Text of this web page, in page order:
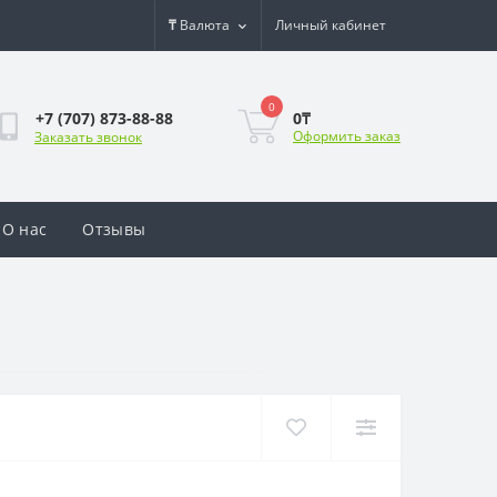
₸ Валюта Личный кабинет
+7 (707) 873-88-88
Заказать звонок
0
0₸
Оформить заказ
О нас Отзывы